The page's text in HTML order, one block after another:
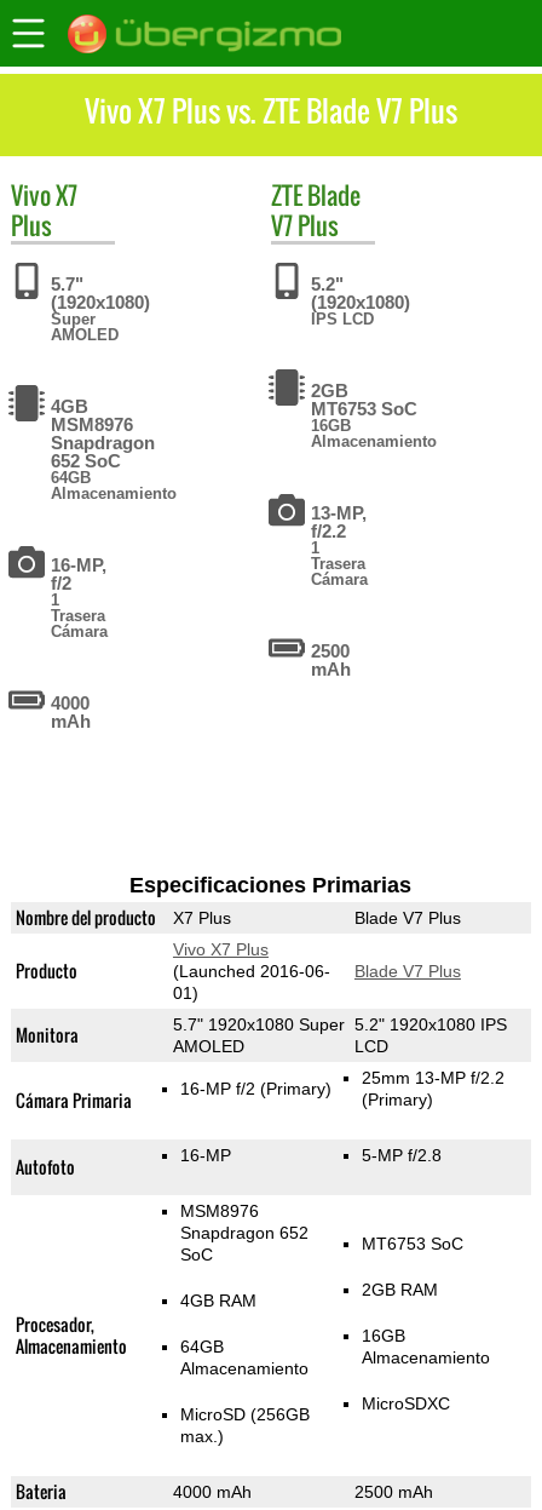
Vivo X7 Plus vs. ZTE Blade V7 Plus
VivoX7
Plus
5.7"
(1920x1080)
Super
AMOLED
4GB
MSM8976
Snapdragon
652 SoC
64GB
Almacenamiento
16-MP,
f/2
1
Trasera
Cámara
4000
mAh
ZTEBlade
V7 Plus
5.2"
(1920x1080)
IPS LCD
2GB
MT6753 SoC
16GB
Almacenamiento
13-MP,
f/2.2
1
Trasera
Cámara
2500
mAh
Especificaciones Primarias
Nombre del producto X7 Plus Blade V7 Plus
Producto
Vivo X7 Plus
(Launched 2016-06-
01)
Blade V7 Plus
Monitora
5.7" 1920x1080 Super
AMOLED
5.2" 1920x1080 IPS
LCD
Cámara Primaria 16-MP f/2 (Primary)
25mm 13-MP f/2.2
(Primary)
Autofoto 16-MP 5-MP f/2.8
Procesador,
Almacenamiento
MSM8976
Snapdragon 652
SoC
4GB RAM
64GB
Almacenamiento
MicroSD (256GB
max.)
MT6753 SoC
2GB RAM
16GB
Almacenamiento
MicroSDXC
Bateria 4000 mAh 2500 mAh